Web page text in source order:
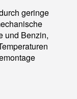
geringe
und Benzin,